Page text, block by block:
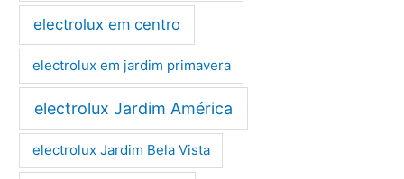
electrolux em centro
electrolux em jardim primavera
electrolux Jardim América
electrolux Jardim Bela Vista